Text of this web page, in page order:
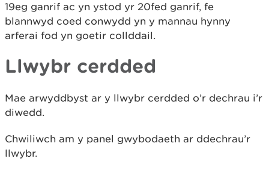
19eg ganrif ac yn ystod yr 20fed ganrif, fe
blannwyd coed conwydd yn y mannau hynny
arferai fod yn goetir collddail.
Llwybr cerdded
Mae arwyddbyst ar y llwybr cerdded o’r dechrau i’r
diwedd.
Chwiliwch am y panel gwybodaeth ar ddechrau’r
llwybr.